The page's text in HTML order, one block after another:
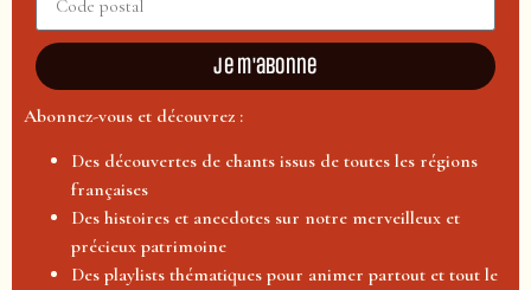
Je m'abonne
Abonnez-vous et découvrez :
Des découvertes de chants issus de toutes les régions
françaises
Des histoires et anecdotes sur notre merveilleux et
précieux patrimoine
Des playlists thématiques pour animer partout et tout le